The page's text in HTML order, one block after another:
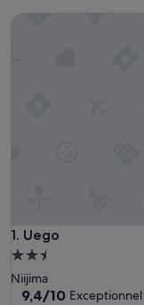
1. Uego
Uego
Hébergement
2.5 étoiles
Niijima
9.4
9,4/10 Exceptionnel